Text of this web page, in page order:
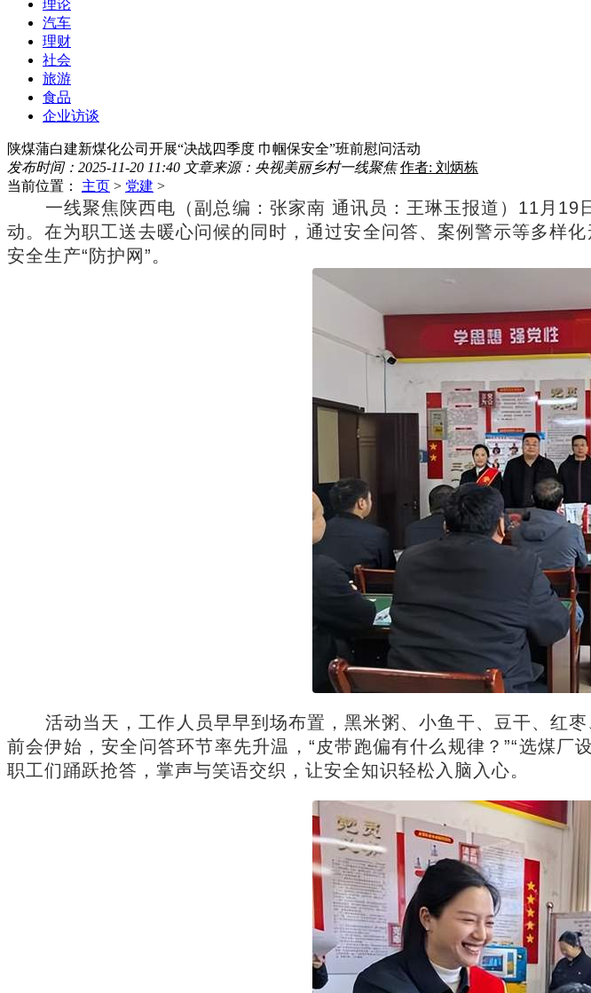
理论
汽车
理财
社会
旅游
食品
企业访谈
陕煤蒲白建新煤化公司开展“决战四季度 巾帼保安全”班前慰问活动
发布时间：2025-11-20 11:40 文章来源：央视美丽乡村一线聚焦 作者: 刘炳栋
当前位置： 主页 > 党建 >
一线聚焦陕西电（副总编：张家南 通讯员：王琳玉报道） 11月19
动。在为职工送去暖心问候的同时，通过安全问答、案例警示等多样
安全生产“防护网”。
活动当天，工作人员早早到场布置，黑米粥、小鱼干、豆干、红
前会伊始，安全问答环节率先升温，“皮带跑偏有什么规律？”“选煤
职工们踊跃抢答，掌声与笑语交织，让安全知识轻松入脑入心。